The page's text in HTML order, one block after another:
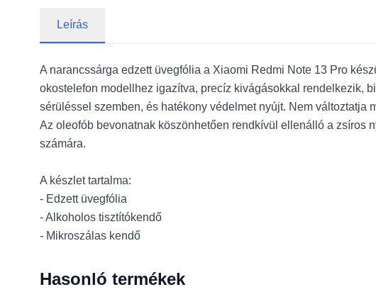
Leírás
A narancssárga edzett üvegfólia a Xiaomi Redmi Note 13 Pro
okostelefon modellhez igazítva, precíz kivágásokkal rendelkezik,
sérüléssel szemben, és hatékony védelmet nyújt. Nem
Az oleofób bevonatnak köszönhetően rendkívül ellenálló a zsíros
számára.
A készlet tartalma:
- Edzett üvegfólia
- Alkoholos tisztítókendő
- Mikroszálas kendő
Hasonló termékek